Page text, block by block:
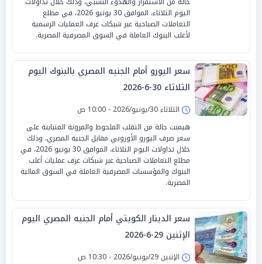
اليوم الثلاثاء، الموافق 30 يونيو 2026، في مطلع
التعاملات الصباحية عبر شبكات غرف العمليات الرسمية
لأغلب البنوك العاملة في السوق المصرفية المصرية.
سعر اليورو أمام الجنيه المصري بالبنوك اليوم
الثلاثاء 30-6-2026
الثلاثاء 30/يونيو/2026 - 10:00 ص
هيمنت حالة من التقلب الملحوظ والمرونة المتباينة على
سعر صرف اليورو الأوروبي مقابل الجنيه المصري، وذلك
خلال تداولات اليوم الثلاثاء، الموافق 30 يونيو 2026، في
مطلع التعاملات الصباحية عبر شبكات غرف عمليات أغلب
البنوك والمؤسسات المصرفية العاملة في السوق المالية
المصرية.
سعر الدينار الكويتي أمام الجنيه المصري اليوم
الإثنين 29-6-2026
الإثنين 29/يونيو/2026 - 10:30 ص